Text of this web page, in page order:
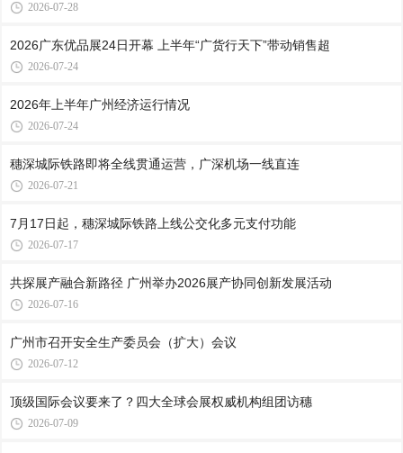
2026-07-28
2026广东优品展24日开幕 上半年“广货行天下”带动销售超
2026-07-24
2026年上半年广州经济运行情况
2026-07-24
穗深城际铁路即将全线贯通运营，广深机场一线直连
2026-07-21
7月17日起，穗深城际铁路上线公交化多元支付功能
2026-07-17
共探展产融合新路径 广州举办2026展产协同创新发展活动
2026-07-16
广州市召开安全生产委员会（扩大）会议
2026-07-12
顶级国际会议要来了？四大全球会展权威机构组团访穗
2026-07-09